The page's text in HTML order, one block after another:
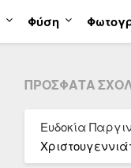
Φύση
ΠΡΌΣΦΑΤΑ
Ευδοκία